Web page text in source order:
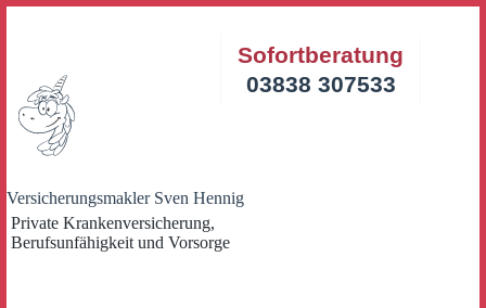
Versicherungsmakler Sven Hennig
Private Krankenversicherung,
Berufsunfähigkeit und Vorsorge
Sofortberatung
03838 307533